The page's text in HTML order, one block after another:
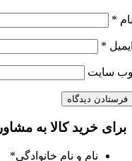
*
*
سایت
برای خرید کالا به
نام و نام خانوادگی*